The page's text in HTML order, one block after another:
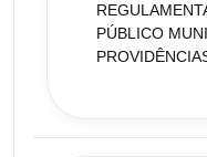
PÚBLICO